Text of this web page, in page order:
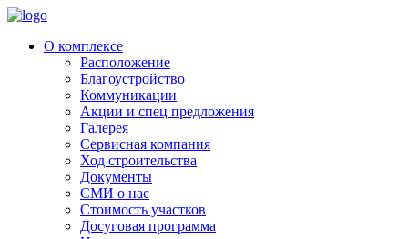
О комплексе
Расположение
Благоустройство
Коммуникации
Акции и спец предложения
Галерея
Сервисная компания
Ход строительства
Документы
СМИ о нас
Стоимость участков
Досуговая программа